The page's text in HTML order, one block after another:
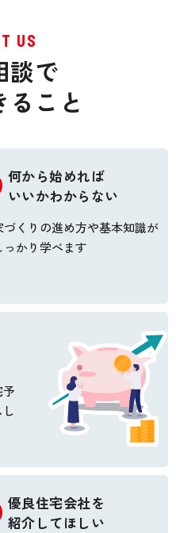
US
談で
こと
何から始めれば
いいかわからない
づくりの進め方や基本知識が
っかり学べます
優良住宅会社を
紹介してほしい